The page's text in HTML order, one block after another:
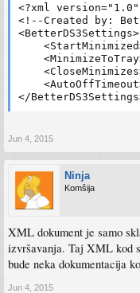
<?xml
<!--Created by:
<BetterDS3Settings>
</
Jun 4, 2015
Ninja
Komšija
XML dokument je samo
izvršavanja. Taj XML kod
bude neka dokumentacija
Jun 4, 2015